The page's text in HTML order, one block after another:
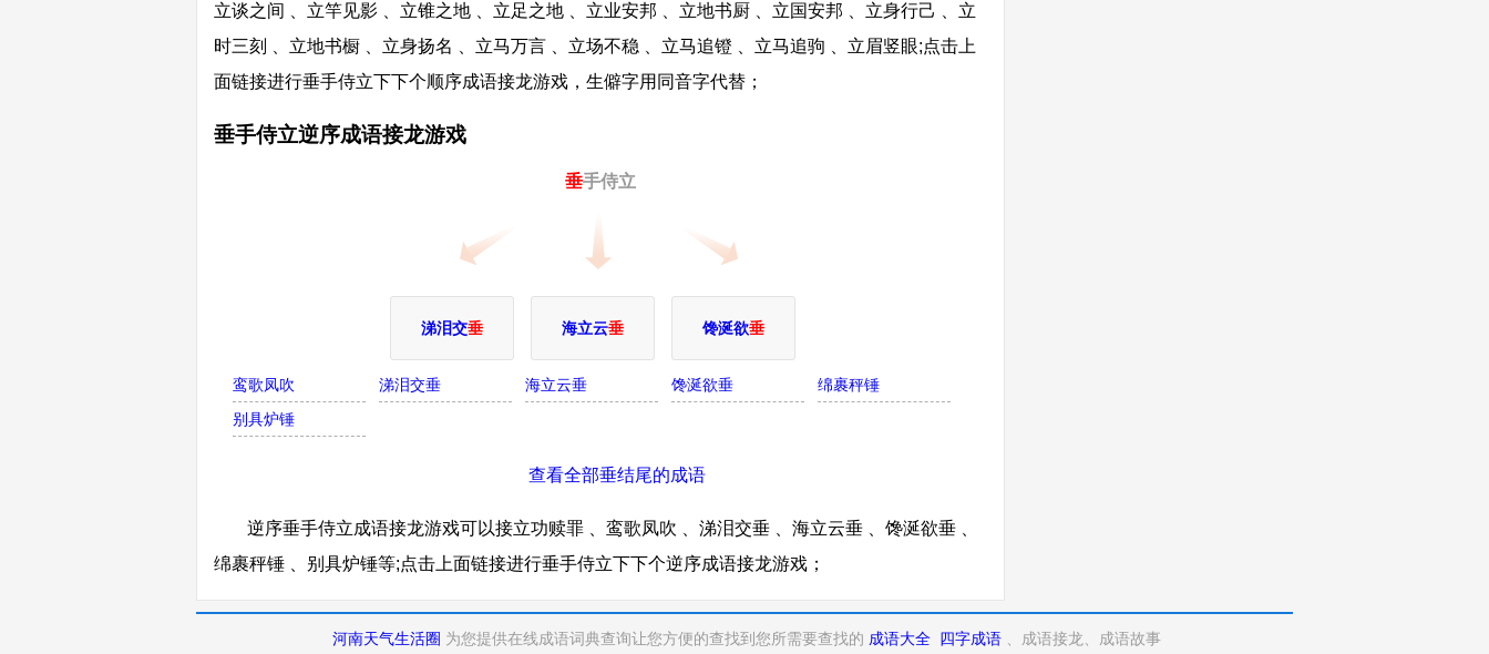
立谈之间 、立竿见影 、立锥之地 、立足之地 、立业安邦 、立地书厨 、立国安邦 、立身行己 、立
时三刻 、立地书橱 、立身扬名 、立马万言 、立场不稳 、立马追镫 、立马追驹 、立眉竖眼;点击上
面链接进行垂手侍立下下个顺序成语接龙游戏，生僻字用同音字代替；
垂手侍立逆序成语接龙游戏
垂手侍立
涕泪交垂 海立云垂 馋涎欲垂
鸾歌凤吹 涕泪交垂 海立云垂 馋涎欲垂
绵裹秤锤
别具炉锤
查看全部垂结尾的成语
逆序垂手侍立成语接龙游戏可以接立功赎罪 、鸾歌凤吹 、涕泪交垂 、海立云垂 、馋涎欲垂 、
绵裹秤锤 、别具炉锤等;点击上面链接进行垂手侍立下下个逆序成语接龙游戏；
河南天气生活圈 为您提供在线成语词典查询让您方便的查找到您所需要查找的 成语大全 四字成语 、成语接龙、成语故事